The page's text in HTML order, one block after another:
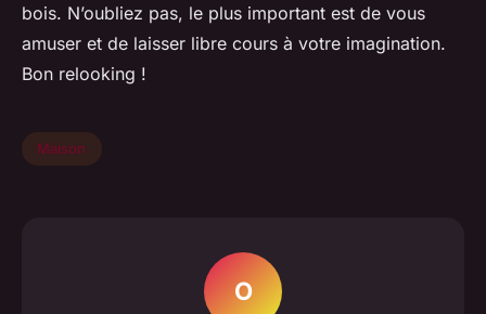
bois. N’oubliez pas, le plus important est de vous
amuser et de laisser libre cours à votre imagination.
Bon relooking !
Maison
O